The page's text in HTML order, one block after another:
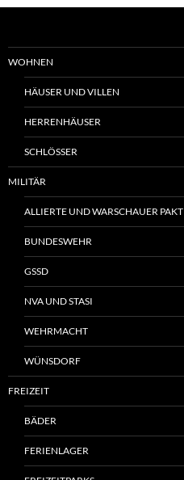
WOHNEN
HÄUSER UND VILLEN
HERRENHÄUSER
SCHLÖSSER
MILITÄR
ALLIERTE UND WARSCHAUER PAKT
BUNDESWEHR
GSSD
NVA UND STASI
WEHRMACHT
WÜNSDORF
FREIZEIT
BÄDER
FERIENLAGER